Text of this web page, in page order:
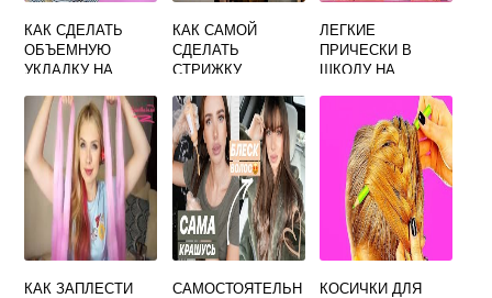
КАК СДЕЛАТЬ
ОБЪЕМНУЮ
УКЛАДКУ НА
ВОЛОСЫ
КАК САМОЙ
СДЕЛАТЬ
СТРИЖКУ
ЛЕГКИЕ
ПРИЧЕСКИ В
ШКОЛУ НА
ВОЛОСЫ СВОИМИ
РУКАМИ
КАК ЗАПЛЕСТИ
САМОСТОЯТЕЛЬН
КОСИЧКИ ДЛЯ